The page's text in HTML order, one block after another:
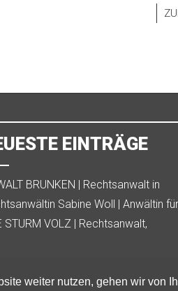
weiter nutzen, gehen wir von
EINTRÄGE
BRUNKEN | Rechtsanwalt in
Sabine Woll | Anwältin für
in Kempten
STURM VOLZ | Rechtsanwalt,
© 2026 Molter-Media UG |